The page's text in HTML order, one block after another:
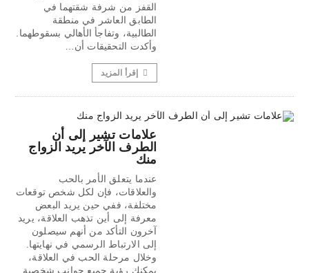
القفز من شرفة شقتهما في
الطابق العاشر في منطقة
الطالبية، وتفاجأ الأهالي بسقوطهما.
وأكدت التحقيقات أن…
إقرأ المزيد
علامات تشير إلى أن
الطرف الآخر يريد الزواج
منك
عندما يتعلق الأمر بالحب
والعلاقات، فإن لكل شخص توقعات
مختلفة، ففي حين يريد البعض
معرفة إلى أين تذهب العلاقة، يريد
آخرون التأكد من أنهم سيصلون
إلى الارتباط الرسمي في نهايتها.
وخلال مرحلة الحب في العلاقة،
يمكنكِ رؤية جميع جوانب شخصية